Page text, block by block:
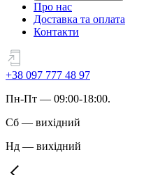
Про нас
Доставка та оплата
Контакти
+38 097 777 48 97
Пн-Пт — 09:00-18:00.
Сб — вихідний
Нд — вихідний